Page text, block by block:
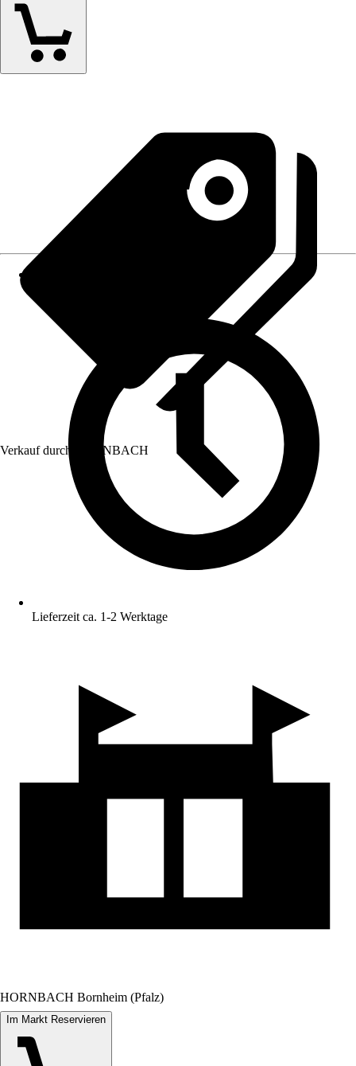
Verkauf durch: HORNBACH
Lieferzeit ca. 1-2 Werktage
HORNBACH Bornheim (Pfalz)
Im Markt Reservieren